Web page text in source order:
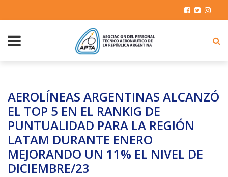
AEROLÍNEAS ARGENTINAS ALCANZÓ
EL TOP 5 EN EL RANKIG DE
PUNTUALIDAD PARA LA REGIÓN
LATAM DURANTE ENERO
MEJORANDO UN 11% EL NIVEL DE
DICIEMBRE/23